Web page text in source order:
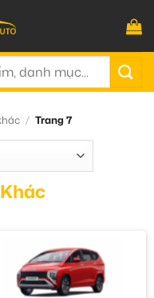
/ Trang 7